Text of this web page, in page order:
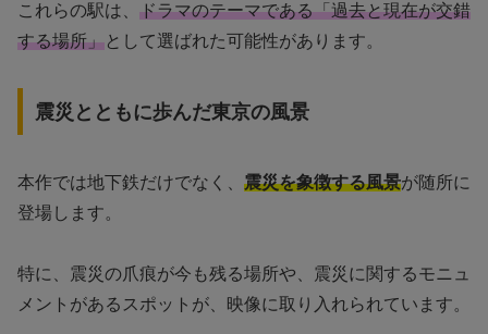
これらの駅は、 ドラマのテーマである「過去と現在が交錯
する場所」として選ばれた可能性があります。
震災とともに歩んだ東京の風景
本作では地下鉄だけでなく、 震災を象徴する風景が随所に
登場します。
特に、震災の爪痕が今も残る場所や、震災に関するモニュ
メントがあるスポットが、映像に取り入れられています。